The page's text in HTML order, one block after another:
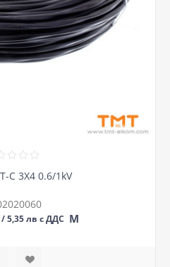
С 3Х4 0.6/1kV
5,35 лв с ДДС М